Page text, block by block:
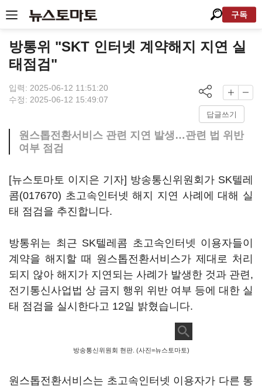
구독
방통위 "SKT 인터넷 계약해지 지연 실
태점검"
입력: 2025-06-12 11:51:20
수정: 2025-06-12 15:49:07
답글쓰기
원스톱전환서비스 관련 지연 발생…관련 법 위반
여부 점검
[뉴스토마토 이지은 기자] 방송통신위원회가 SK텔레
콤(017670) 초고속인터넷 해지 지연 사례에 대해 실
태 점검을 추진합니다.
방통위는 최근 SK텔레콤 초고속인터넷 이용자들이
계약을 해지할 때 원스톱전환서비스가 제대로 처리
되지 않아 해지가 지연되는 사례가 발생한 것과 관련,
전기통신사업법 상 금지 행위 위반 여부 등에 대한 실
태 점검을 실시한다고 12일 밝혔습니다.
방송통신위원회 현판. (사진=뉴스토마토)
원스톱전환서비스는 초고속인터넷 이용자가 다른 통